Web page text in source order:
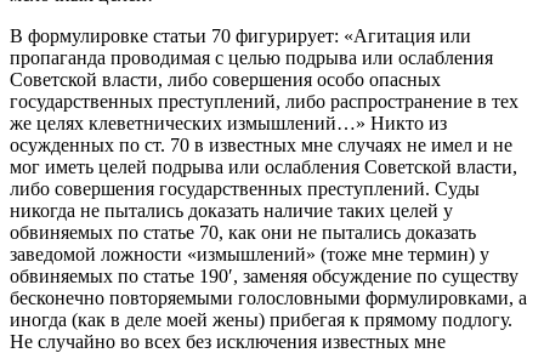
В формулировке статьи 70 фигурирует: «Агитация или
пропаганда проводимая с целью подрыва или ослабления
Советской власти, либо совершения особо опасных
государственных преступлений, либо распространение в тех
же целях клеветнических измышлений…» Никто из
осужденных по ст. 70 в известных мне случаях не имел и не
мог иметь целей подрыва или ослабления Советской власти,
либо совершения государственных преступлений. Суды
никогда не пытались доказать наличие таких целей у
обвиняемых по статье 70, как они не пытались доказать
заведомой ложности «измышлений» (тоже мне термин) у
обвиняемых по статье 190′, заменяя обсуждение по существу
бесконечно повторяемыми голословными формулировками, а
иногда (как в деле моей жены) прибегая к прямому подлогу.
Не случайно во всех без исключения известных мне